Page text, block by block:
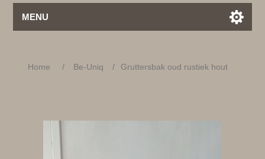
MENU
Home / Be-Uniq / Gruttersbak oud rustiek hout